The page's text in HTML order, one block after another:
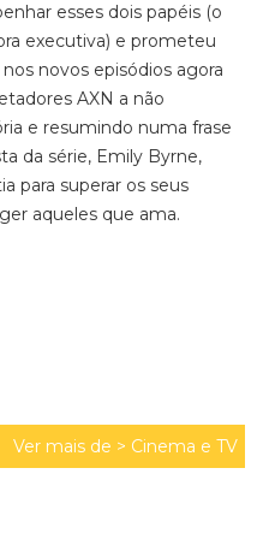
esses dois papéis (o
executiva) e prometeu
novos episódios agora
AXN a não
e resumindo numa frase
da série, Emily Byrne,
para superar os seus
aqueles que ama.
Ver mais de > Cinema e TV